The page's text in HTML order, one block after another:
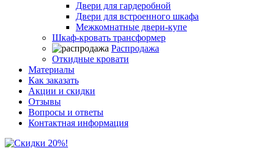
Двери для гардеробной
Двери для встроенного шкафа
Межкомнатные двери-купе
Шкаф-кровать трансформер
Распродажа
Откидные кровати
Материалы
Как заказать
Акции и скидки
Отзывы
Вопросы и ответы
Контактная информация